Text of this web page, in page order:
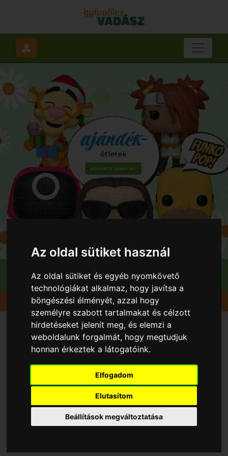
Az oldal sütiket használ
Az oldal sütiket és egyéb nyomkövető
technológiákat alkalmaz, hogy javítsa a
böngészési élményét, azzal hogy
személyre szabott tartalmakat és célzott
hirdetéseket jelenít meg, és elemzi a
weboldalunk forgalmát, hogy megtudjuk
honnan érkeztek a látogatóink.
Elfogadom
Elutasítom
Beállítások megváltoztatása
Gyümölcsök Alma Starking Nm. 251